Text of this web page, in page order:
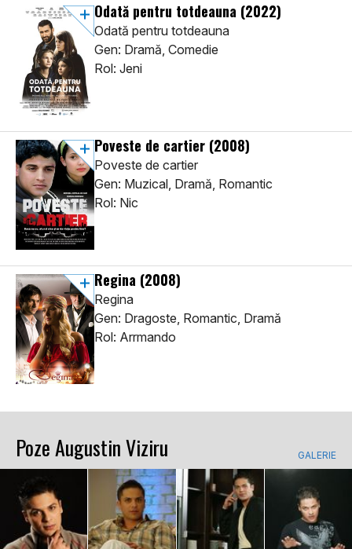
Odată pentru totdeauna (2022)
Odată pentru totdeauna
Gen: Dramă, Comedie
Rol: Jeni
Poveste de cartier (2008)
Poveste de cartier
Gen: Muzical, Dramă, Romantic
Rol: Nic
Regina (2008)
Regina
Gen: Dragoste, Romantic, Dramă
Rol: Arrmando
Poze Augustin Viziru GALERIE